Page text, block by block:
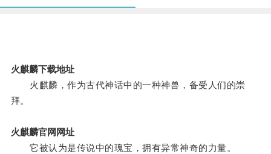
火麒麟下载地址
火麒麟，作为古代神话中的一种神兽，备受人们的崇
拜。
火麒麟官网网址
它被认为是传说中的瑰宝，拥有异常神奇的力量。